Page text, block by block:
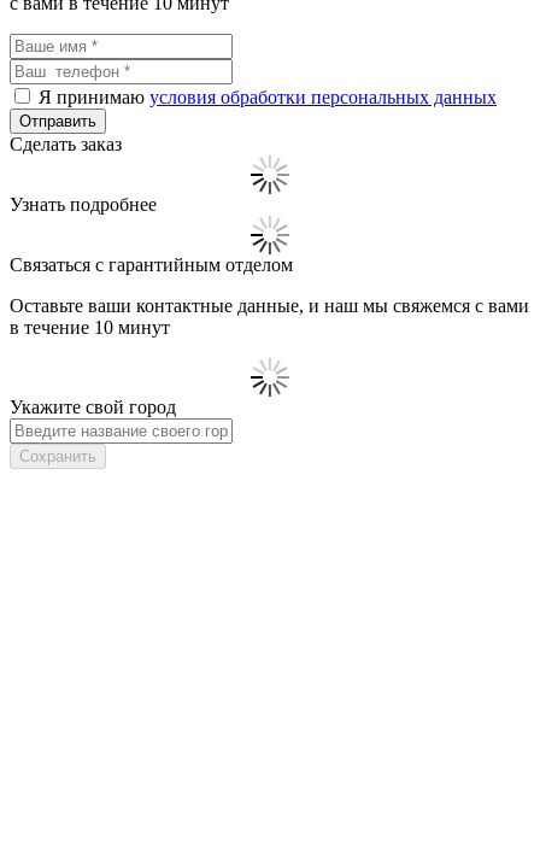
Я принимаю условия обработки персональных данных
Сделать заказ
Узнать подробнее
Связаться с гарантийным отделом
Оставьте ваши контактные данные, и наш мы свяжемся с вами
в течение 10 минут
Укажите свой город
Сохранить